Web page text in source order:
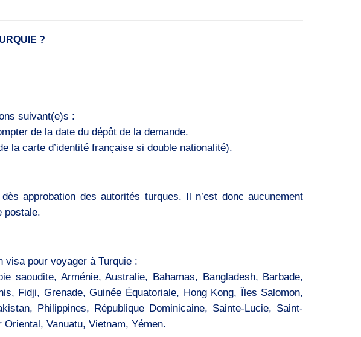
?
suivant(e)s :
de la date du dépôt de la demande.
la carte d’identité française si double nationalité).
approbation des autorités turques. Il n’est donc aucunement
postale.
visa pour voyager à Turquie :
saoudite, Arménie, Australie, Bahamas, Bangladesh, Barbade,
Fidji, Grenade, Guinée Équatoriale, Hong Kong, Îles Salomon,
Philippines, République Dominicaine, Sainte-Lucie, Saint-
Vanuatu, Vietnam, Yémen.